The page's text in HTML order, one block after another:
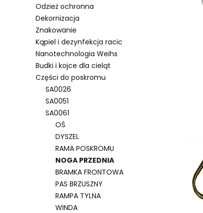
Odzież ochronna
Dekornizacja
Znakowanie
Kąpiel i dezynfekcja racic
Nanotechnologia Weihs
Budki i kojce dla cieląt
Części do poskromu
SA0026
SA0051
SA0061
OŚ
DYSZEL
RAMA POSKROMU
NOGA PRZEDNIA
BRAMKA FRONTOWA
PAS BRZUSZNY
RAMPA TYLNA
WINDA